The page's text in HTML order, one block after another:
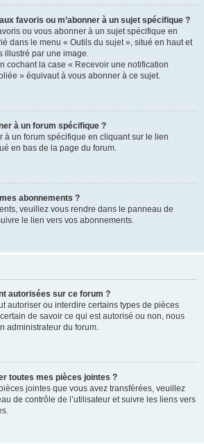
favoris ou m’abonner à un sujet spécifique ?
ou vous abonner à un sujet spécifique en
dans le menu « Outils du sujet », situé en haut et
illustré par une image.
cochant la case « Recevoir une notification
» équivaut à vous abonner à ce sujet.
à un forum spécifique ?
à un forum spécifique en cliquant sur le lien
en bas de la page du forum.
abonnements ?
veuillez vous rendre dans le panneau de
le lien vers vos abonnements.
autorisées sur ce forum ?
autoriser ou interdire certains types de pièces
de savoir ce qui est autorisé ou non, nous
administrateur du forum.
toutes mes pièces jointes ?
jointes que vous avez transférées, veuillez
de contrôle de l’utilisateur et suivre les liens vers